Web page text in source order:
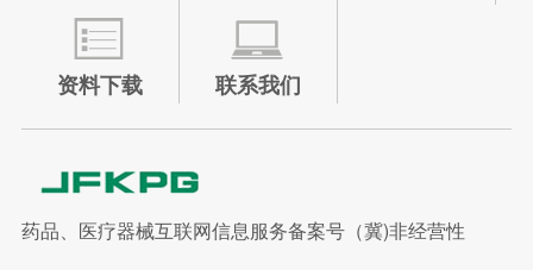
资料下载 联系我们
药品、医疗器械互联网信息服务备案号（冀)非经营性